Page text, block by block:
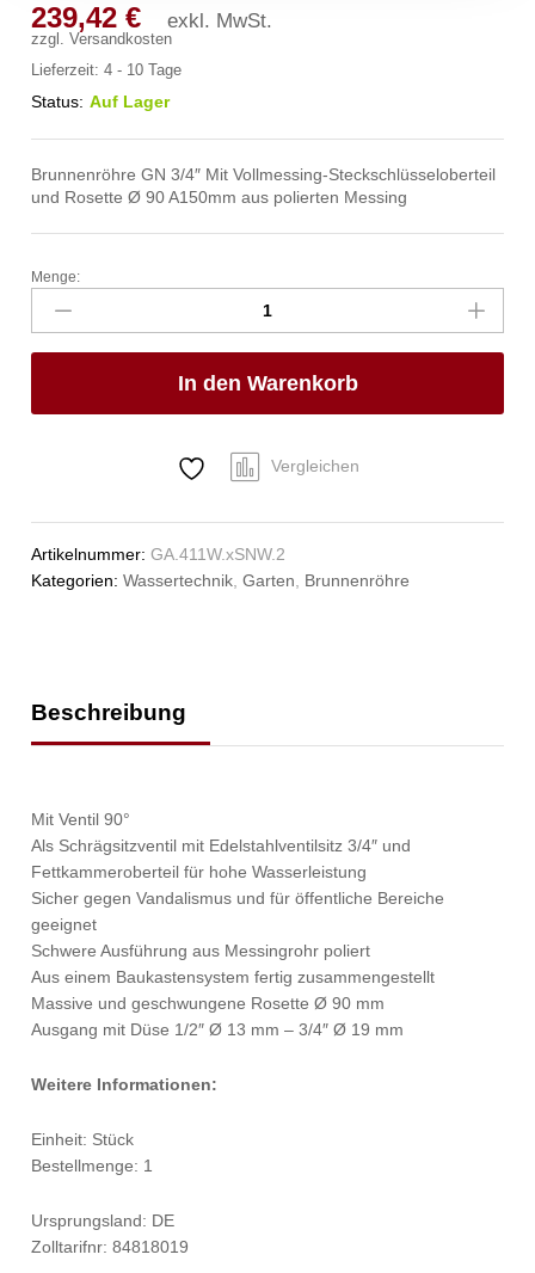
239,42€ exkl. MwSt.
zzgl.Versandkosten
Lieferzeit:4 - 10 Tage
Status: Auf Lager
Brunnenröhre GN 3/4″ Mit Vollmessing-Steckschlüsseloberteil
und Rosette Ø 90 A150mm aus polierten Messing
progarda
Brunnenröhre
3/4"
Anzahl
Menge:
In den Warenkorb
Vergleichen
Artikelnummer:GA.411W.xSNW.2
Kategorien:Wassertechnik,Garten, Brunnenröhre
Beschreibung
Mit Ventil 90°
Als Schrägsitzventil mit Edelstahlventilsitz 3/4″ und
Fettkammeroberteil für hohe Wasserleistung
Sicher gegen Vandalismus und für öffentliche Bereiche
geeignet
Schwere Ausführung aus Messingrohr poliert
Aus einem Baukastensystem fertig zusammengestellt
Massive und geschwungene Rosette Ø 90 mm
Ausgang mit Düse 1/2″ Ø 13 mm – 3/4″ Ø 19 mm
Weitere Informationen:
Einheit: Stück
Bestellmenge: 1
Ursprungsland: DE
Zolltarifnr: 84818019